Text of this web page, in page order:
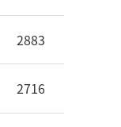
2883
2716